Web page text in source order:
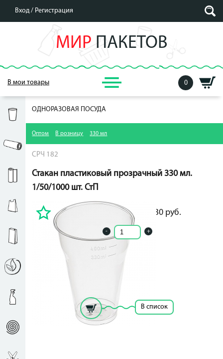
Вход / Регистрация
МИР ПАКЕТОВ
В мои товары 0
ОДНОРАЗОВАЯ ПОСУДА
Оптом В розницу 330 мл
СРЧ 182
Стакан пластиковый прозрачный 330 мл.
1/50/1000 шт. СтП
руб. 76.30 руб.
- +
Кол-во ед. в упак.: 47
Объем: 330 мл.
Рассчитать цену за единицу
В список